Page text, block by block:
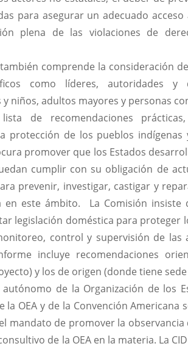
para asegurar un adecuado
plena de las violaciones de
comprende la consideración
como líderes, autoridades y
niños, adultos mayores y personas
de recomendaciones
protección de los pueblos indígenas
promover que los Estados
cumplir con su obligación de
prevenir, investigar, castigar y
en este ámbito. La Comisión
legislación doméstica para proteger
control y supervisión de las
incluye recomendaciones
y los de origen (donde tiene
de la Organización de los
OEA y de la Convención Americana
mandato de promover la
de la OEA en la materia. La